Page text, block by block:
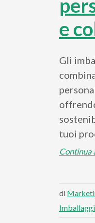
e
Gli
tuoi
Continua
di